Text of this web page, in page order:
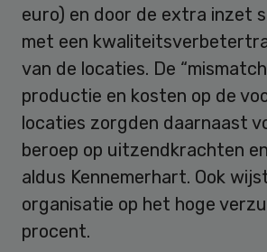
euro) en door de extra inzet
met een
van de locaties. De
productie en kosten op de
locaties zorgden daarnaast
beroep op uitzendkrachten
aldus Kennemerhart. Ook
organisatie op het hoge
procent.